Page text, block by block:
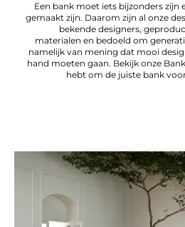
Een bank moet iets bijzonders zijn
gemaakt zijn. Daarom zijn al onze
bekende designers,
materialen en bedoeld om
namelijk van mening dat mooi
hand moeten gaan. Bekijk onze
hebt om de juiste bank